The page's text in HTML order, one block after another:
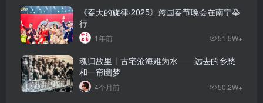
《春天的旋律·2025》跨国春节晚会在南宁举
行
1年前 51.5W+
魂归故里丨古宅沧海难为水——远去的乡愁
和一帘幽梦
4个月前 50.2W+